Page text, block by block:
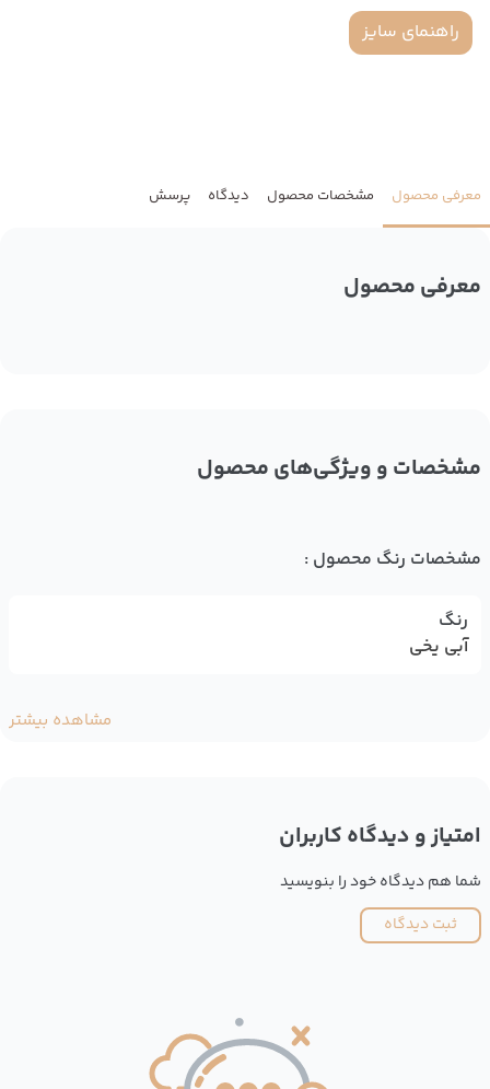
راهنمای سایز
معرفی محصول مشخصات محصول دیدگاه پرسش
معرفی محصول
مشخصات و ویژگی‌های محصول
مشخصات رنگ محصول :
رنگ
آبی یخی
مشاهده بیشتر
امتیاز و دیدگاه کاربران
شما هم دیدگاه خود را بنویسید
ثبت دیدگاه